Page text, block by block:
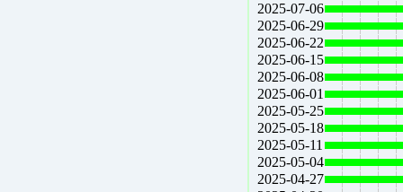
2025-07-06
2025-06-29
2025-06-22
2025-06-15
2025-06-08
2025-06-01
2025-05-25
2025-05-18
2025-05-11
2025-05-04
2025-04-27